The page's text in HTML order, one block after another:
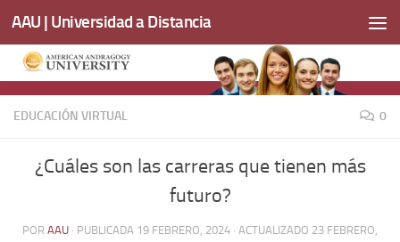
Saltar al contenido
AAU | Universidad a Distancia
EDUCACIÓN VIRTUAL 0
¿Cuáles son las carreras que tienen más
futuro?
POR AAU · PUBLICADA 19 FEBRERO, 2024 · ACTUALIZADO 23 FEBRERO,